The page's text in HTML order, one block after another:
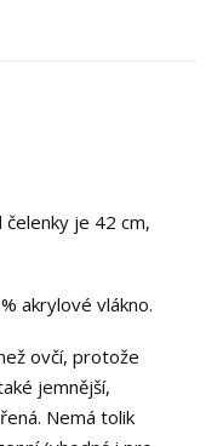
čelenky je 42 cm,
akrylové vlákno.
ovčí, protože
jemnější,
Nemá tolik